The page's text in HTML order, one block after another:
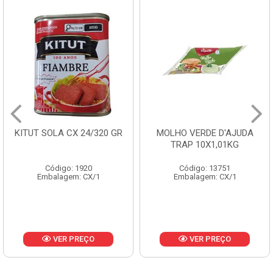
KITUT SOLA CX 24/320 GR
Código: 1920
Embalagem: CX/1
VER PREÇO
MOLHO VERDE D'AJUDA
TRAP 10X1,01KG
Código: 13751
Embalagem: CX/1
VER PREÇO